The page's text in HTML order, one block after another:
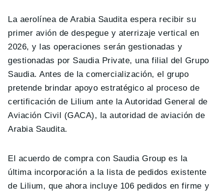
La aerolínea de Arabia Saudita espera recibir su
primer avión de despegue y aterrizaje vertical en
2026, y las operaciones serán gestionadas y
gestionadas por Saudia Private, una filial del Grupo
Saudia. Antes de la comercialización, el grupo
pretende brindar apoyo estratégico al proceso de
certificación de Lilium ante la Autoridad General de
Aviación Civil (GACA), la autoridad de aviación de
Arabia Saudita.
El acuerdo de compra con Saudia Group es la
última incorporación a la lista de pedidos existente
de Lilium, que ahora incluye 106 pedidos en firme y